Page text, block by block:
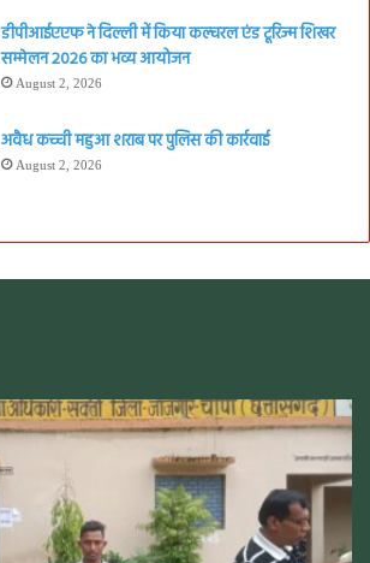
डीपीआईएएफ ने दिल्ली में किया कल्चरल एंड टूरिज्म शिखर
सम्मेलन 2026 का भव्य आयोजन
August 2, 2026
अवैध कच्ची महुआ शराब पर पुलिस की कार्रवाई
August 2, 2026